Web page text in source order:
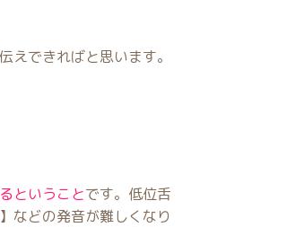
えできればと思います。
ということです。低位舌
などの発音が難しくなり